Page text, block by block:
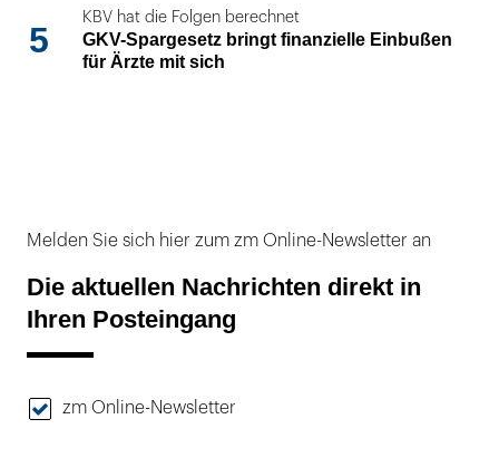
5
KBV hat die Folgen berechnet
GKV-Spargesetz bringt finanzielle Einbußen
für Ärzte mit sich
Melden Sie sich hier zum zm Online-Newsletter an
Die aktuellen Nachrichten direkt in
Ihren Posteingang
zm Online-Newsletter